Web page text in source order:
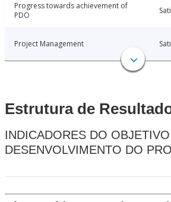
Progress towards achievement of
PDO
Project Management
Estrutura de
INDICADORES DO
DESENVOLVIMENTO DO